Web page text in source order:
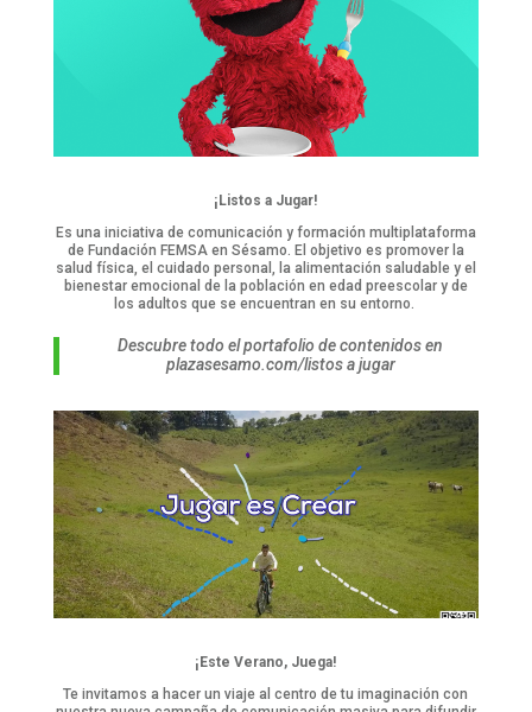
¡Listos a Jugar!
Es una iniciativa de comunicación y formación multiplataforma
de Fundación FEMSA en Sésamo. El objetivo es promover la
salud física, el cuidado personal, la alimentación saludable y el
bienestar emocional de la población en edad preescolar y de
los adultos que se encuentran en su entorno.
Descubre todo el portafolio de contenidos en
plazasesamo.com/listos a jugar
¡Este Verano, Juega!
Te invitamos a hacer un viaje al centro de tu imaginación con